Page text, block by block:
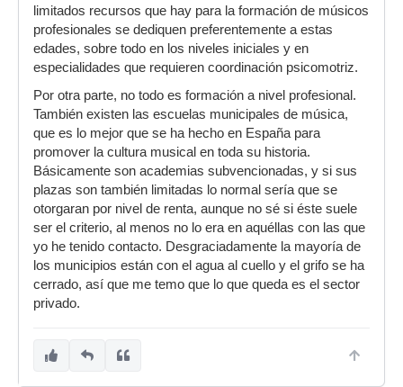
limitados recursos que hay para la formación de músicos
profesionales se dediquen preferentemente a estas
edades, sobre todo en los niveles iniciales y en
especialidades que requieren coordinación psicomotriz.
Por otra parte, no todo es formación a nivel profesional.
También existen las escuelas municipales de música,
que es lo mejor que se ha hecho en España para
promover la cultura musical en toda su historia.
Básicamente son academias subvencionadas, y si sus
plazas son también limitadas lo normal sería que se
otorgaran por nivel de renta, aunque no sé si éste suele
ser el criterio, al menos no lo era en aquéllas con las que
yo he tenido contacto. Desgraciadamente la mayoría de
los municipios están con el agua al cuello y el grifo se ha
cerrado, así que me temo que lo que queda es el sector
privado.